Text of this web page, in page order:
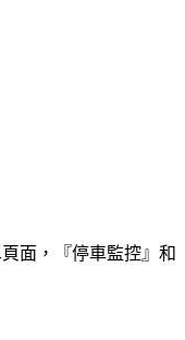
面，『停車監控』和